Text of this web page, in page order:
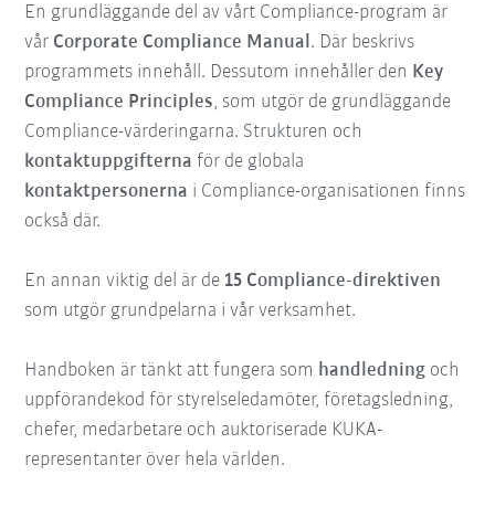
En grundläggande del av vårt Compliance-program är
vår Corporate Compliance Manual . Där beskrivs
programmets innehåll. Dessutom innehåller den Key
Compliance Principles, som utgör de grundläggande
Compliance-värderingarna. Strukturen och
kontaktuppgifterna för de globala
kontaktpersonerna i Compliance-organisationen finns
också där.
En annan viktig del är de 15 Compliance-direktiven
som utgör grundpelarna i vår verksamhet.
Handboken är tänkt att fungera som handledning och
uppförandekod för styrelseledamöter, företagsledning,
chefer, medarbetare och auktoriserade KUKA-
representanter över hela världen.